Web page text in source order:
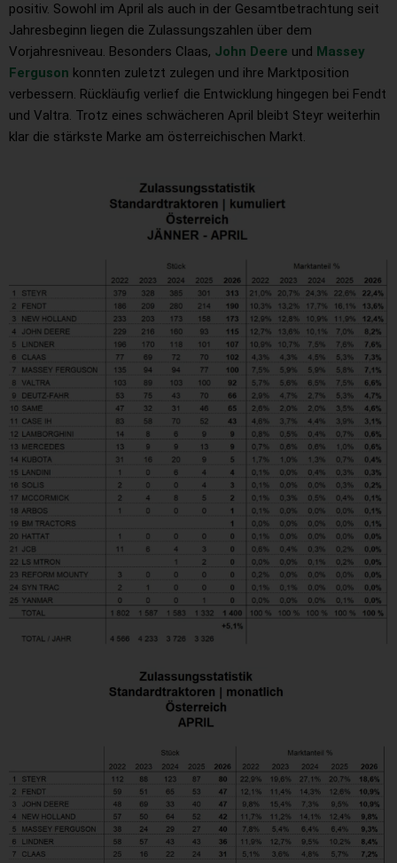
positiv. Sowohl im April als auch in der Gesamtbetrachtung seit
Jahresbeginn liegen die Zulassungszahlen über dem
Vorjahresniveau. Besonders Claas, John Deere und Massey
Ferguson konnten zuletzt zulegen und ihre Marktposition
verbessern. Rückläufig verlief die Entwicklung hingegen bei Fendt
und Valtra. Trotz eines schwächeren April bleibt Steyr weiterhin
klar die stärkste Marke am österreichischen Markt.